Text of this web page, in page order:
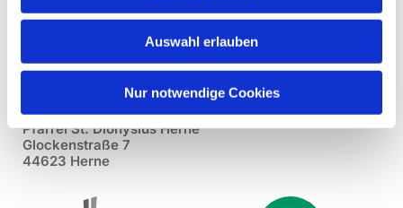
Auswahl erlauben
Nur notwendige Cookies
Pfarrei St. Dionysius Herne
Glockenstraße 7
44623 Herne